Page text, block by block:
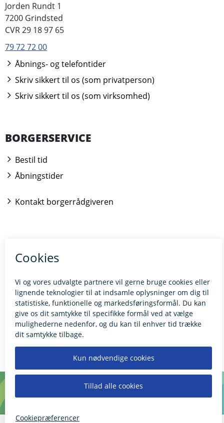
Jorden Rundt 1
7200 Grindsted
CVR 29 18 97 65
79 72 72 00
Åbnings- og telefontider
Skriv sikkert til os (som privatperson)
Skriv sikkert til os (som virksomhed)
BORGERSERVICE
Bestil tid
Åbningstider
Kontakt borgerrådgiveren
Tilgængelighedserklæring
Giv feedback til hjemmesiden